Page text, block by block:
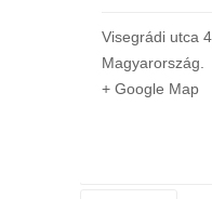
Visegrádi utca
Magyarország
+ Google Map